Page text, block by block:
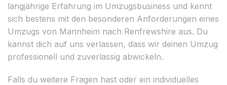
langjährige Erfahrung im Umzugsbusiness und kennt
sich bestens mit den besonderen Anforderungen eines
Umzugs von Mannheim nach Renfrewshire aus. Du
kannst dich auf uns verlassen, dass wir deinen Umzug
professionell und zuverlässig abwickeln.
Falls du weitere Fragen hast oder ein individuelles